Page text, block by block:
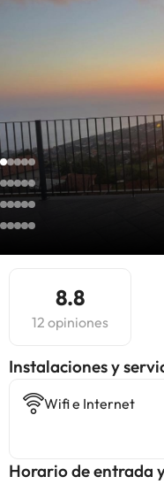
8.8
12 opiniones
Instalaciones y
Wifi e Internet
Horario de entrada